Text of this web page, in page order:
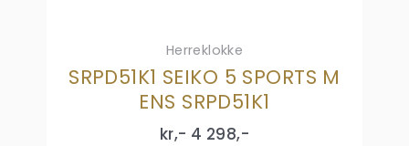
Herreklokke
SRPD51K1 SEIKO 5 SPORTS M
ENS SRPD51K1
kr,- 4 298,-